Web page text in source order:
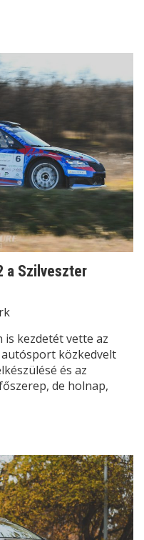
a Szilveszter
is kezdetét vette az
autósport közkedvelt
és az
de holnap,